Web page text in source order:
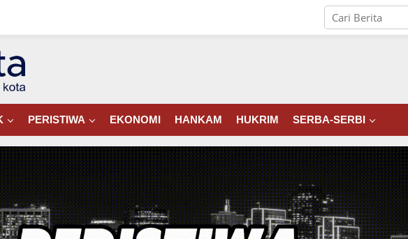
PERISTIWA EKONOMI HANKAM HUKRIM SERBA-SERBI